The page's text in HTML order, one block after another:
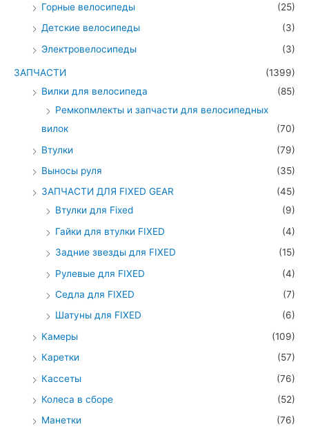
Горные велосипеды
(25)
Детские велосипеды
(3)
Электровелосипеды
(3)
ЗАПЧАСТИ
(1399)
Вилки для велосипеда
(85)
Ремкопмлекты и запчасти для велосипедных
вилок
(70)
Втулки
(79)
Выносы руля
(35)
ЗАПЧАСТИ ДЛЯ FIXED GEAR
(45)
Втулки для Fixed
(9)
Гайки для втулки FIXED
(4)
Задние звезды для FIXED
(15)
Рулевые для FIXED
(4)
Седла для FIXED
(7)
Шатуны для FIXED
(6)
Камеры
(109)
Каретки
(57)
Кассеты
(76)
Колеса в сборе
(52)
Манетки
(76)